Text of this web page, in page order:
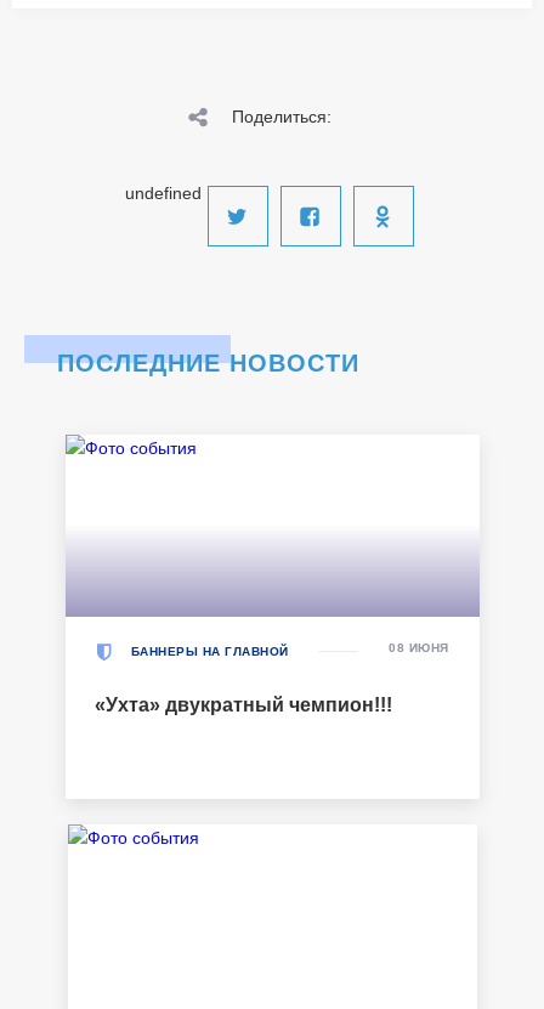
Поделиться:
undefined
ПОСЛЕДНИЕ НОВОСТИ
БАННЕРЫ НА ГЛАВНОЙ
«Ухта» двукратный чемпион!!!
08 ИЮНЯ